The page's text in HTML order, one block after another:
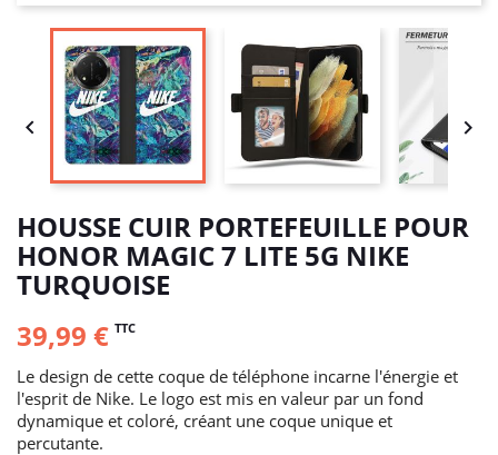
 
HOUSSE CUIR PORTEFEUILLE POUR
HONOR MAGIC 7 LITE 5G NIKE
TURQUOISE
39,99 € TTC
Le design de cette coque de téléphone incarne l'énergie et
l'esprit de Nike. Le logo est mis en valeur par un fond
dynamique et coloré, créant une coque unique et
percutante.